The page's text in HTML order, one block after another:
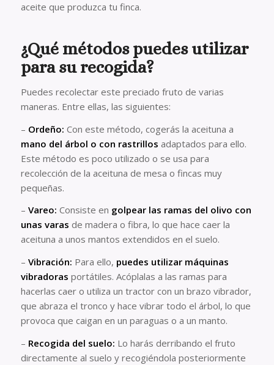
aceite que produzca tu finca.
¿Qué métodos puedes utilizar
para su recogida?
Puedes recolectar este preciado fruto de varias
maneras. Entre ellas, las siguientes:
– Ordeño: Con este método, cogerás la aceituna a
mano del árbol o con rastrillos adaptados para ello.
Este método es poco utilizado o se usa para
recolección de la aceituna de mesa o fincas muy
pequeñas.
– Vareo: Consiste en golpear las ramas del olivo con
unas varas de madera o fibra, lo que hace caer la
aceituna a unos mantos extendidos en el suelo.
– Vibración: Para ello, puedes utilizar máquinas
vibradoras portátiles. Acóplalas a las ramas para
hacerlas caer o utiliza un tractor con un brazo vibrador,
que abraza el tronco y hace vibrar todo el árbol, lo que
provoca que caigan en un paraguas o a un manto.
– Recogida del suelo: Lo harás derribando el fruto
directamente al suelo y recogiéndola posteriormente